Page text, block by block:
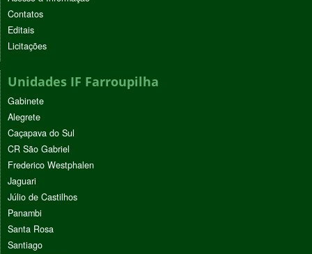
Contatos
Editais
Licitações
Unidades IF Farroupilha
Gabinete
Alegrete
Caçapava do Sul
CR São Gabriel
Frederico Westphalen
Jaguari
Júlio de Castilhos
Panambi
Santa Rosa
Santiago